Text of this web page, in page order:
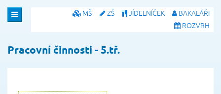
MŠ ZŠ JÍDELNÍČEK
BAKALÁŘI
ROZVRH
Pracovní činnosti - 5.tř.